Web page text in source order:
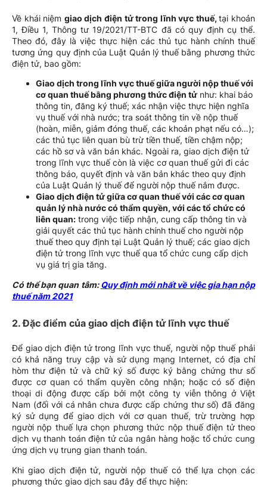
Về khái niệm giao dịch điện tử trong lĩnh vực thuế,tại khoản
1, Điều 1, Thông tư 19/2021/TT-BTC đã có quy định cụ thể.
Theo đó, đây là việc thực hiện các thủ tục hành chính thuế
tương ứng quy định của Luật Quản lý thuế bằng phương thức
điện tử, bao gồm:
Giao dịch trong lĩnh vực thuế giữa người nộp thuế với
cơ quan thuế bằng phương thức điện tử như: khai báo
thông tin, đăng ký thuế; xác nhận việc thực hiện nghĩa
vụ thuế với nhà nước; tra soát thông tin về nộp thuế
(hoàn, miễn, giảm đóng thuế, các khoản phạt nếu có…);
các thủ tục liên quan bù trừ tiền thuế, tiền chậm nộp;
các hồ sơ và văn bản khác. Ngoài ra, giao dịch điện tử
trong lĩnh vực thuế còn là việc cơ quan thuế gửi đi các
thông báo, quyết định và văn bản khác theo quy định
của Luật Quản lý thuế để người nộp thuế nắm được.
Giao dịch điện tử giữa cơ quan thuế với các cơ quan
quản lý nhà nước có thẩm quyền, với các tổ chức có
liên quan: trong việc tiếp nhận, cung cấp thông tin và
giải quyết các thủ tục hành chính thuế cho người nộp
thuế theo quy định tại Luật Quản lý thuế; các giao dịch
điện tử trong lĩnh vực thuế qua tổ chức cung cấp dịch
vụ giá trị gia tăng.
Có thể bạn quan tâm:Quy định mới nhất về việc gia hạn nộp
thuế năm 2021
2. Đặc điểm của giao dịch điện tử lĩnh vực thuế
Để giao dịch điện tử trong lĩnh vực thuế, người nộp thuế phải
có khả năng truy cập và sử dụng mạng Internet, có địa chỉ
hòm thư điện tử và chữ ký số được ký bằng chứng thư số
được cơ quan có thẩm quyền công nhận; hoặc có số điện
thoại di động được cấp bởi một công ty viễn thông ở Việt
Nam (đối với cá nhân chưa được cấp chứng thư số) đã đăng
ký sử dụng để giao dịch với cơ quan thuế, trừ trường hợp
người nộp thuế lựa chọn phương thức nộp thuế điện tử theo
dịch vụ thanh toán điện tử của ngân hàng hoặc tổ chức cung
ứng dịch vụ trung gian thanh toán.
Khi giao dịch điện tử, người nộp thuế có thể lựa chọn các
phương thức giao dịch sau đây để thực hiện: